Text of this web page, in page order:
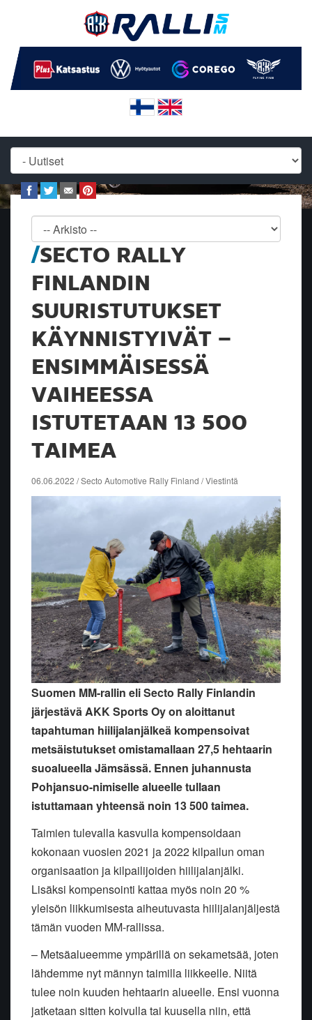
SECTO RALLY
FINLANDIN
SUURISTUTUKSET
KÄYNNISTYIVÄT –
ENSIMMÄISESSÄ
VAIHEESSA
ISTUTETAAN 13 500
TAIMEA
06.06.2022 / Secto Automotive Rally Finland / Viestintä
Suomen MM-rallin eli Secto Rally Finlandin
järjestävä AKK Sports Oy on aloittanut
tapahtuman hiilijalanjälkeä kompensoivat
metsäistutukset omistamallaan 27,5 hehtaarin
suoalueella Jämsässä. Ennen juhannusta
Pohjansuo-nimiselle alueelle tullaan
istuttamaan yhteensä noin 13 500 taimea.
Taimien tulevalla kasvulla kompensoidaan
kokonaan vuosien 2021 ja 2022 kilpailun oman
organisaation ja kilpailijoiden hiilijalanjälki.
Lisäksi kompensointi kattaa myös noin 20 %
yleisön liikkumisesta aiheutuvasta hiilijalanjäljestä
tämän vuoden MM-rallissa.
– Metsäalueemme ympärillä on sekametsää, joten
lähdemme nyt männyn taimilla liikkeelle. Niitä
tulee noin kuuden hehtaarin alueelle. Ensi vuonna
jatketaan sitten koivulla tai kuusella niin, että